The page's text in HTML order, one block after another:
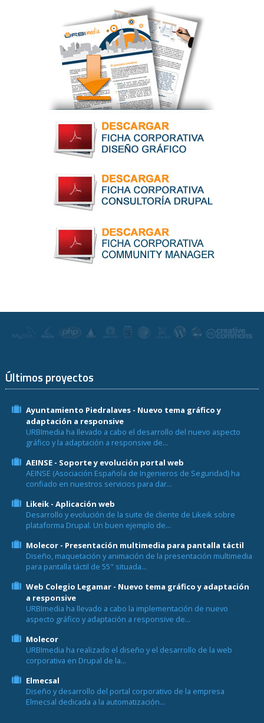
Últimos proyectos
Ayuntamiento Piedralaves - Nuevo tema gráfico y
adaptación a responsive
URBImedia ha llevado a cabo el desarrollo del nuevo aspecto
gráfico y la adaptación a responsive de...
AEINSE - Soporte y evolución portal web
AEINSE (Asociación Española de Ingenieros de Seguridad) ha
confiado en nuestros servicios para dar...
Likeik - Aplicación web
Desarrollo y evolución de la suite de cliente de Likeik sobre
plataforma Drupal. Un buen ejemplo de...
Molecor - Presentación multimedia para pantalla táctil
Diseño, maquetación y animación de la presentación multimedia
para pantalla táctil de 55" situada...
Web Colegio Legamar - Nuevo tema gráfico y adaptación
a responsive
URBImedia ha llevado a cabo la implementación de nuevo
aspecto gráfico y adaptación a responsive de...
Molecor
URBImedia ha realizado el diseño y el desarrollo de la web
corporativa en Drupal de la...
Elmecsal
Diseño y desarrollo del portal corporativo de la empresa
Elmecsal dedicada a la automatización...